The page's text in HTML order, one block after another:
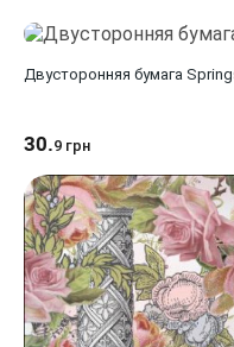
Двусторонняя бумага
30.9 грн